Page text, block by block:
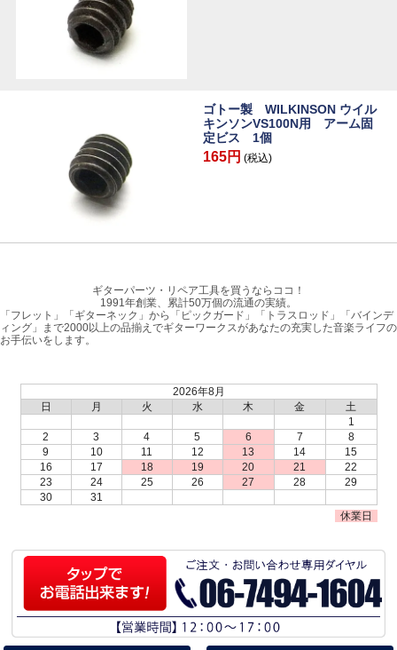
ゴトー製 WILKINSON ウイル
キンソンVS100N用 アーム固
定ビス 1個
165円 (税込)
ギターパーツ・リペア工具を買うならココ！
1991年創業、累計50万個の流通の実績。
「フレット」「ギターネック」から「ピックガード」「トラスロッド」「バインデ
ィング」まで2000以上の品揃えでギターワークスがあなたの充実した音楽ライフの
お手伝いをします。
2026年8月
日
月 火 水 木 金
土
1
2
3 4 5 6 7
8
9
10 11 12 13 14
15
16
17 18 19 20 21
22
23
24 25 26 27 28
29
30
31
休業日